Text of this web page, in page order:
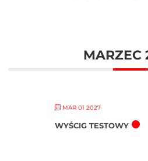
MARZEC
MAR 01 2027
WYŚCIG TESTOWY